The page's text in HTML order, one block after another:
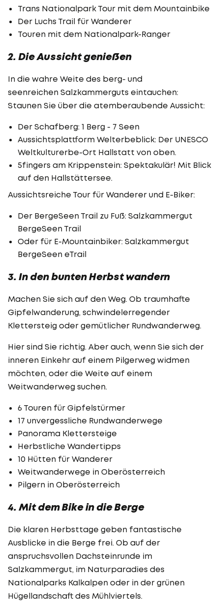
Trans Nationalpark Tour mit dem Mountainbike
Der Luchs Trail für Wanderer
Touren mit dem Nationalpark-Ranger
2. Die Aussicht genießen
In die wahre Weite des berg- und
seenreichen Salzkammerguts eintauchen:
Staunen Sie über die atemberaubende Aussicht:
Der Schafberg: 1 Berg - 7 Seen
Aussichtsplattform Welterbeblick: Der UNESCO
Weltkulturerbe-Ort Hallstatt von oben.
5fingers am Krippenstein: Spektakulär! Mit Blick
auf den Hallstättersee.
Aussichtsreiche Tour für Wanderer und E-Biker:
Der BergeSeen Trail zu Fuß: Salzkammergut
BergeSeen Trail
Oder für E-Mountainbiker: Salzkammergut
BergeSeen eTrail
3. In den bunten Herbst wandern
Machen Sie sich auf den Weg. Ob traumhafte
Gipfelwanderung, schwindelerregender
Klettersteig oder gemütlicher Rundwanderweg.
Hier sind Sie richtig. Aber auch, wenn Sie sich der
inneren Einkehr auf einem Pilgerweg widmen
möchten, oder die Weite auf einem
Weitwanderweg suchen.
6 Touren für Gipfelstürmer
17 unvergessliche Rundwanderwege
Panorama Klettersteige
Herbstliche Wandertipps
10 Hütten für Wanderer
Weitwanderwege in Oberösterreich
Pilgern in Oberösterreich
4. Mit dem Bike in die Berge
Die klaren Herbsttage geben fantastische
Ausblicke in die Berge frei. Ob auf der
anspruchsvollen Dachsteinrunde im
Salzkammergut, im Naturparadies des
Nationalparks Kalkalpen oder in der grünen
Hügellandschaft des Mühlviertels.